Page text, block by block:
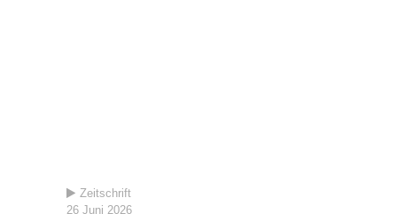
Zeitschrift
26 Juni 2026